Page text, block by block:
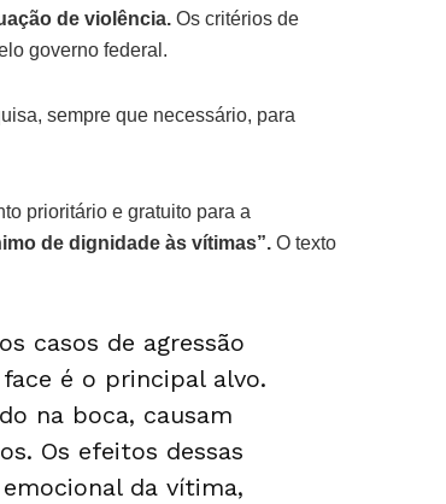
de violência. Os critérios de
governo federal.
sempre que necessário, para
prioritário e gratuito para a
de dignidade às vítimas”. O texto
casos de agressão
é o principal alvo.
na boca, causam
Os efeitos dessas
da vítima,